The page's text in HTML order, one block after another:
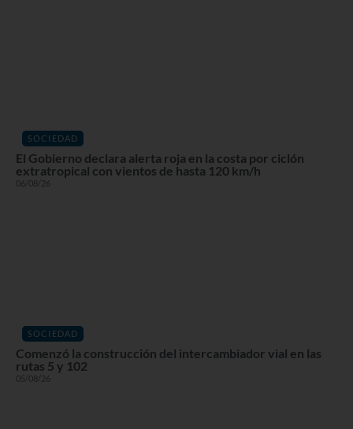
SOCIEDAD
El Gobierno declara alerta roja en la costa por ciclón
extratropical con vientos de hasta 120 km/h
06/08/26
SOCIEDAD
Comenzó la construcción del intercambiador vial en las
rutas 5 y 102
05/08/26